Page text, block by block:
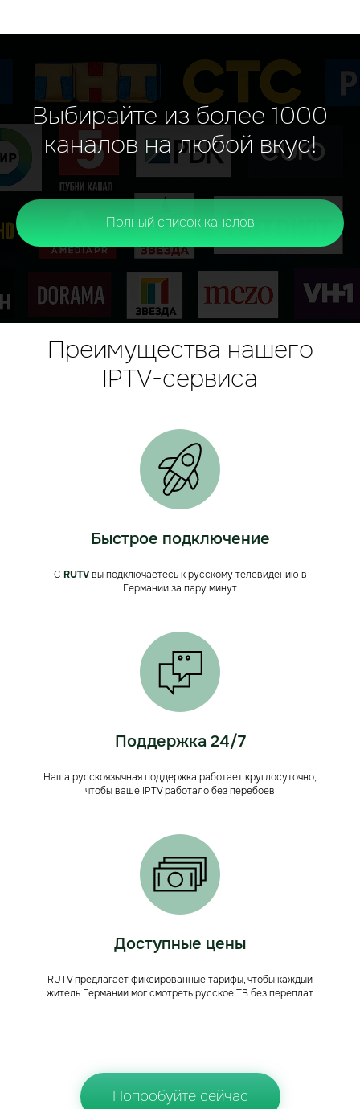
Выбирайте из более 1000
каналов на любой вкус!
Полный список каналов
Преимущества нашего
IPTV-сервиса
Быстрое подключение
С RUTV вы подключаетесь к русскому телевидению в
Германии за пару минут
Поддержка 24/7
Наша русскоязычная поддержка работает круглосуточно,
чтобы ваше IPTV работало без перебоев
Доступные цены
RUTV предлагает фиксированные тарифы, чтобы каждый
житель Германии мог смотреть русское ТВ без переплат
Попробуйте сейчас